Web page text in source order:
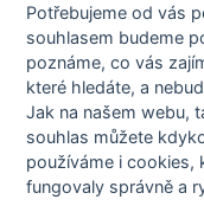
Členové STOBklubu
Zásady nakládání s
Otestujte se
Spočítejte si
Výzva 52
Potřebujeme od vás
souhlasem budeme
poznáme,co vás
které hledáte, a
Jak na našem webu,
souhlas můžete
používáme i cookies,
fungovaly správně a